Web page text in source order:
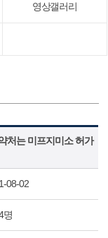
영상갤러리
처는 미프지미소 허가
08-02
명